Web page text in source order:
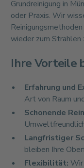
Grundreinigung in
oder Praxis. Wir
wieder zum Strahlen
Ihre Vorteile
Erfahrung und
Art von Raum
Schonende
Langfristiger
bleiben Ihre
Flexibilität: